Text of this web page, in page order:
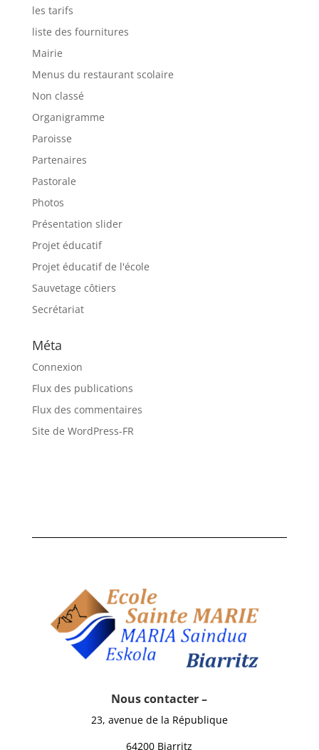
les tarifs
liste des fournitures
Mairie
Menus du restaurant scolaire
Non classé
Organigramme
Paroisse
Partenaires
Pastorale
Photos
Présentation slider
Projet éducatif
Projet éducatif de l'école
Sauvetage côtiers
Secrétariat
Méta
Connexion
Flux des publications
Flux des commentaires
Site de WordPress-FR
Nous contacter –
23, avenue de la République
64200 Biarritz